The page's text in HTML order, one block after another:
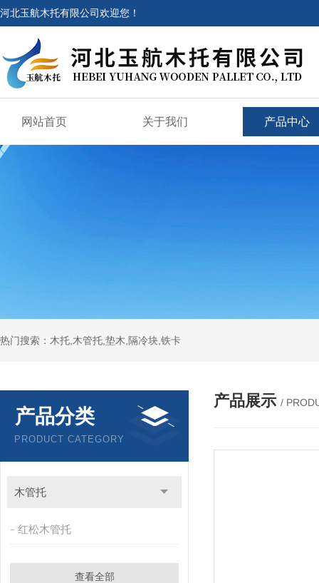
河北玉航木托有限公司欢迎您！
网站首页 关于我们 产品中心
热门搜索：木托,木管托,垫木,隔冷块,铁卡
产品分类
PRODUCT CATEGORY
木管托
红松木管托
查看全部
产品展示 /